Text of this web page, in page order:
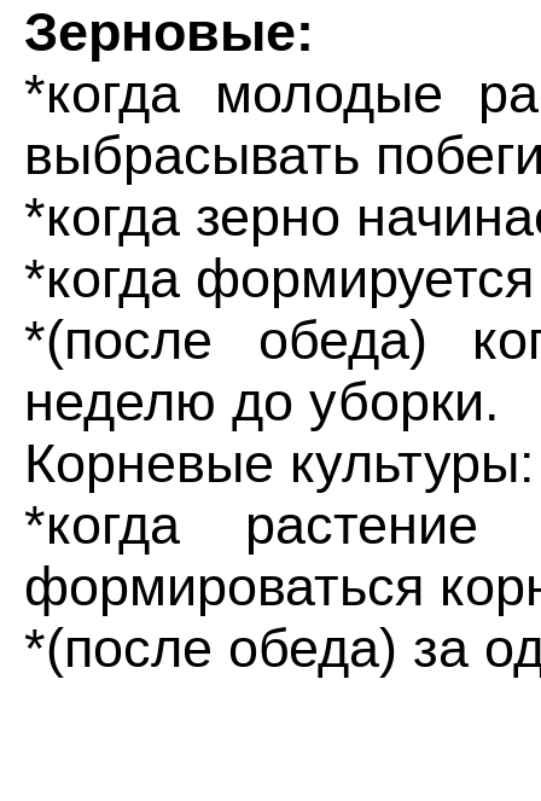
Зерновые:
*когда молодые
выбрасывать
*когда зерно
*когда
*(после обеда)
неделю до уборки.
Корневые культуры:
*когда
формироваться
*(после обеда) за